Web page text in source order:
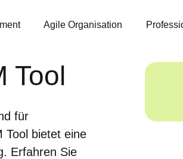
Agile Organisation
Tool
für
Tool bietet eine
Erfahren Sie